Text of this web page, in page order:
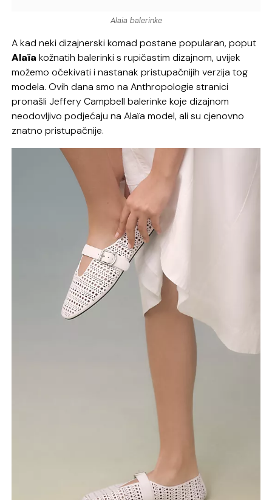
Alaia balerinke
A kad neki dizajnerski komad postane popularan, poput
Alaïa kožnatih balerinki s rupičastim dizajnom, uvijek
možemo očekivati i nastanak pristupačnijih verzija tog
modela. Ovih dana smo na Anthropologie stranici
pronašli Jeffery Campbell balerinke koje dizajnom
neodovljivo podjećaju na Alaïa model, ali su cjenovno
znatno pristupačnije.